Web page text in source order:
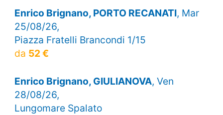
Enrico Brignano, PORTO RECANATI, Mar
25/08/26,
Piazza Fratelli Brancondi 1/15
da 52 €
Enrico Brignano, GIULIANOVA, Ven
28/08/26,
Lungomare Spalato